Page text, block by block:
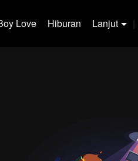
Love Hiburan Lanjut |